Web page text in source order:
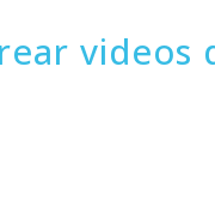
videos